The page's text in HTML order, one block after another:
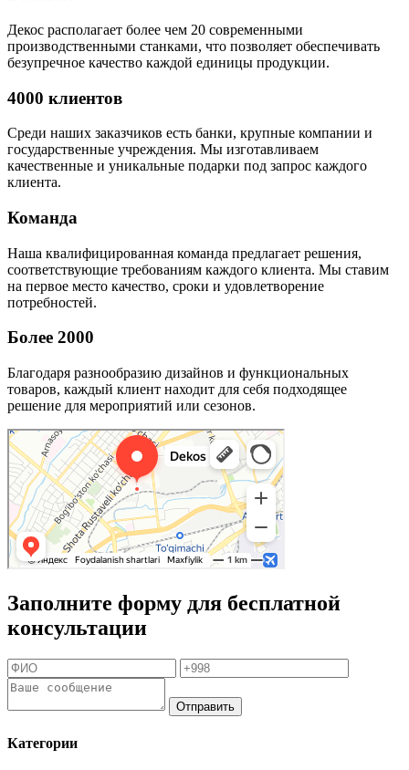
Декос располагает более чем 20 современными
производственными станками, что позволяет обеспечивать
безупречное качество каждой единицы продукции.
4000 клиентов
Среди наших заказчиков есть банки, крупные компании и
государственные учреждения. Мы изготавливаем
качественные и уникальные подарки под запрос каждого
клиента.
Команда
Наша квалифицированная команда предлагает решения,
соответствующие требованиям каждого клиента. Мы ставим
на первое место качество, сроки и удовлетворение
потребностей.
Более 2000
Благодаря разнообразию дизайнов и функциональных
товаров, каждый клиент находит для себя подходящее
решение для мероприятий или сезонов.
Заполните форму для бесплатной
консультации
Отправить
Категории